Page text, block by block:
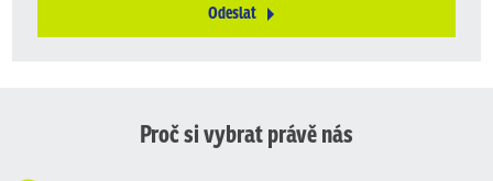
Odeslat
Proč si vybrat právě nás